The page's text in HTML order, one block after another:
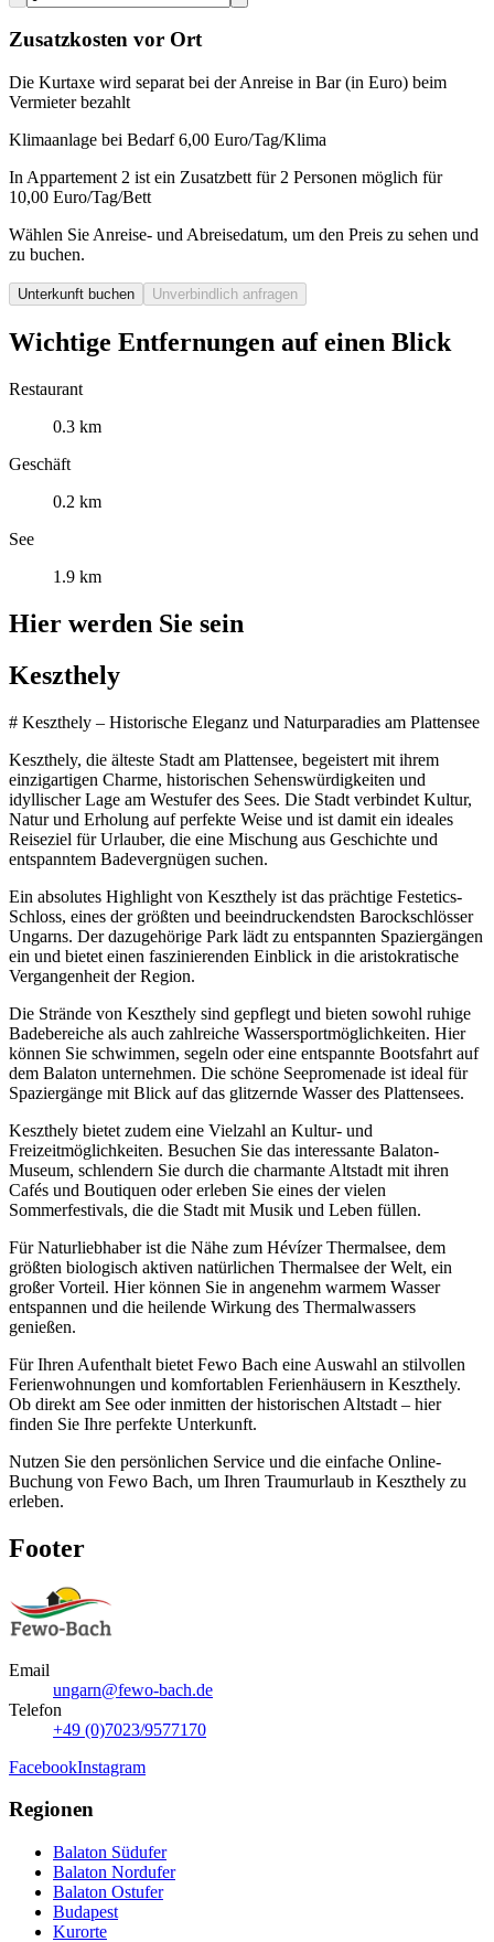
Zusatzkosten vor Ort
Die Kurtaxe wird separat bei der Anreise in Bar (in Euro) beim
Vermieter bezahlt
Klimaanlage bei Bedarf 6,00 Euro/Tag/Klima
In Appartement 2 ist ein Zusatzbett für 2 Personen möglich für
10,00 Euro/Tag/Bett
Wählen Sie Anreise- und Abreisedatum, um den Preis zu sehen und
zu buchen.
Unterkunft buchen Unverbindlich anfragen
Wichtige Entfernungen auf einen Blick
Restaurant
0.3 km
Geschäft
0.2 km
See
1.9 km
Hier werden Sie sein
Keszthely
# Keszthely – Historische Eleganz und Naturparadies am Plattensee
Keszthely, die älteste Stadt am Plattensee, begeistert mit ihrem
einzigartigen Charme, historischen Sehenswürdigkeiten und
idyllischer Lage am Westufer des Sees. Die Stadt verbindet Kultur,
Natur und Erholung auf perfekte Weise und ist damit ein ideales
Reiseziel für Urlauber, die eine Mischung aus Geschichte und
entspanntem Badevergnügen suchen.
Ein absolutes Highlight von Keszthely ist das prächtige Festetics-
Schloss, eines der größten und beeindruckendsten Barockschlösser
Ungarns. Der dazugehörige Park lädt zu entspannten Spaziergängen
ein und bietet einen faszinierenden Einblick in die aristokratische
Vergangenheit der Region.
Die Strände von Keszthely sind gepflegt und bieten sowohl ruhige
Badebereiche als auch zahlreiche Wassersportmöglichkeiten. Hier
können Sie schwimmen, segeln oder eine entspannte Bootsfahrt auf
dem Balaton unternehmen. Die schöne Seepromenade ist ideal für
Spaziergänge mit Blick auf das glitzernde Wasser des Plattensees.
Keszthely bietet zudem eine Vielzahl an Kultur- und
Freizeitmöglichkeiten. Besuchen Sie das interessante Balaton-
Museum, schlendern Sie durch die charmante Altstadt mit ihren
Cafés und Boutiquen oder erleben Sie eines der vielen
Sommerfestivals, die die Stadt mit Musik und Leben füllen.
Für Naturliebhaber ist die Nähe zum Hévízer Thermalsee, dem
größten biologisch aktiven natürlichen Thermalsee der Welt, ein
großer Vorteil. Hier können Sie in angenehm warmem Wasser
entspannen und die heilende Wirkung des Thermalwassers
genießen.
Für Ihren Aufenthalt bietet Fewo Bach eine Auswahl an stilvollen
Ferienwohnungen und komfortablen Ferienhäusern in Keszthely.
Ob direkt am See oder inmitten der historischen Altstadt – hier
finden Sie Ihre perfekte Unterkunft.
Nutzen Sie den persönlichen Service und die einfache Online-
Buchung von Fewo Bach, um Ihren Traumurlaub in Keszthely zu
erleben.
Footer
Email
ungarn@fewo-bach.de
Telefon
+49 (0)7023/9577170
FacebookInstagram
Regionen
Balaton Südufer
Balaton Nordufer
Balaton Ostufer
Budapest
Kurorte